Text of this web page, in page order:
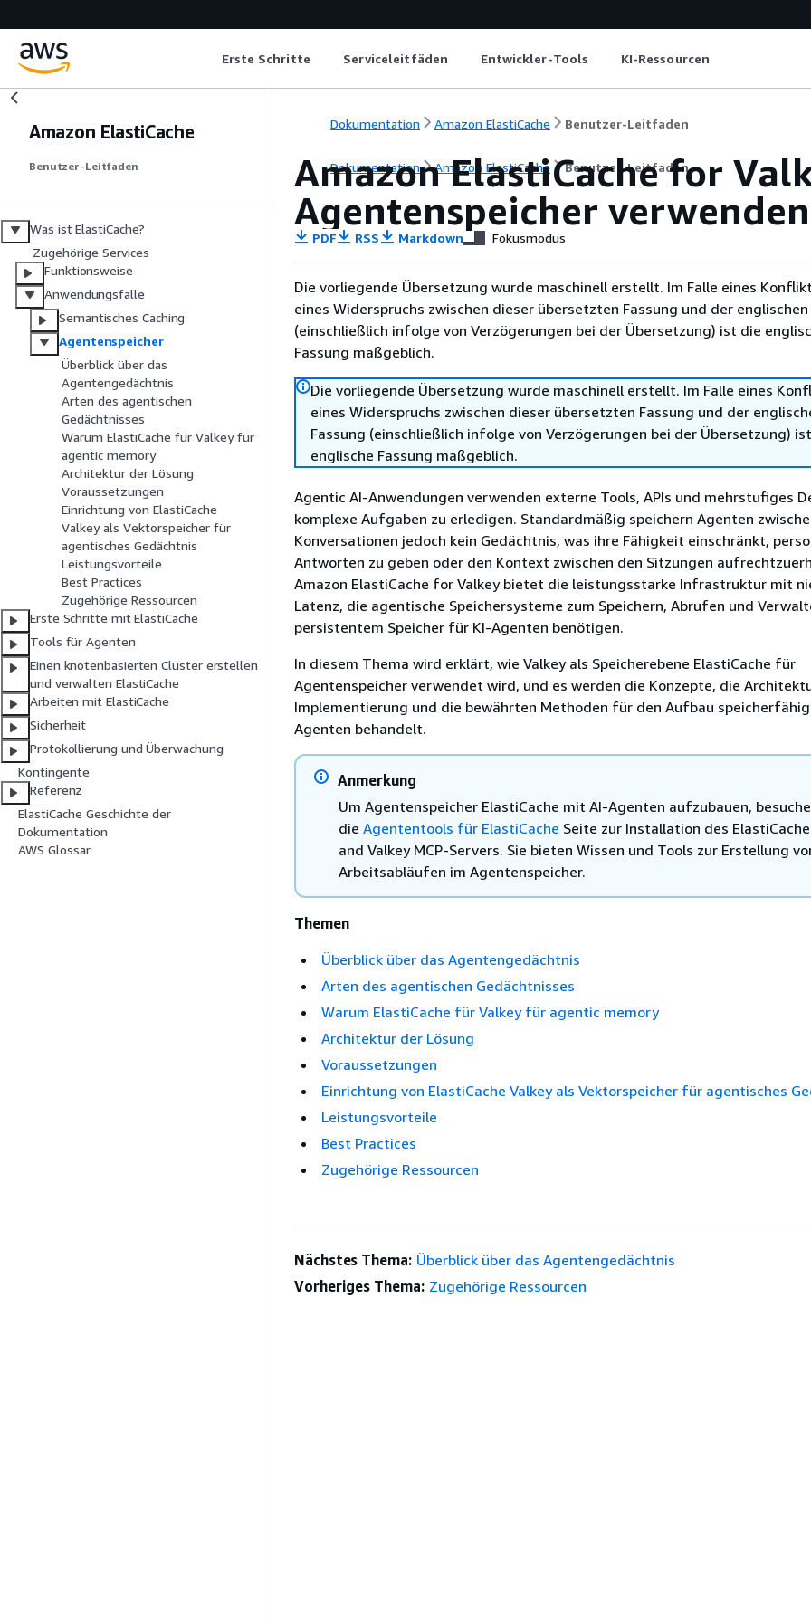
Erste Schritte Serviceleitfäden Entwickler-Tools KI-Ressourcen
Amazon ElastiCache
Benutzer-Leitfaden
Was ist ElastiCache?
Zugehörige Services
Funktionsweise
Anwendungsfälle
Semantisches Caching
Agentenspeicher
Überblick über das
Agentengedächtnis
Arten des agentischen
Gedächtnisses
Warum ElastiCache für Valkey für
agentic memory
Architektur der Lösung
Voraussetzungen
Einrichtung von ElastiCache
Valkey als Vektorspeicher für
agentisches Gedächtnis
Leistungsvorteile
Best Practices
Zugehörige Ressourcen
Erste Schritte mit ElastiCache
Tools für Agenten
Einen knotenbasierten Cluster erstellen
und verwalten ElastiCache
Arbeiten mit ElastiCache
Sicherheit
Protokollierung und Überwachung
Kontingente
Referenz
ElastiCache Geschichte der
Dokumentation
AWS Glossar
Dokumentation Amazon ElastiCache Benutzer-Leitfaden
Dokumentation Amazon ElastiCache Benutzer-Leitfaden
Amazon ElastiCache for
Agentenspeicher verwenden
PDF RSS Markdown Fokusmodus
Die vorliegende Übersetzung wurde maschinell erstellt. Im Falle eines
eines Widerspruchs zwischen dieser übersetzten Fassung und der englischen
(einschließlich infolge von Verzögerungen bei der Übersetzung) ist die
Fassung maßgeblich.
Die vorliegende Übersetzung wurde maschinell erstellt. Im Falle eines
eines Widerspruchs zwischen dieser übersetzten Fassung und der
Fassung (einschließlich infolge von Verzögerungen bei der Übersetzung)
englische Fassung maßgeblich.
Agentic AI-Anwendungen verwenden externe Tools, APIs und mehrstufiges
komplexe Aufgaben zu erledigen. Standardmäßig speichern Agenten
Konversationen jedoch kein Gedächtnis, was ihre Fähigkeit einschränkt,
Antworten zu geben oder den Kontext zwischen den Sitzungen
Amazon ElastiCache for Valkey bietet die leistungsstarke Infrastruktur mit
Latenz, die agentische Speichersysteme zum Speichern, Abrufen und
persistentem Speicher für KI-Agenten benötigen.
In diesem Thema wird erklärt, wie Valkey als Speicherebene ElastiCache für
Agentenspeicher verwendet wird, und es werden die Konzepte, die
Implementierung und die bewährten Methoden für den Aufbau
Agenten behandelt.
Anmerkung
Um Agentenspeicher ElastiCache mit AI-Agenten aufzubauen,
die Agententools für ElastiCache Seite zur Installation des
and Valkey MCP-Servers. Sie bieten Wissen und Tools zur Erstellung
Arbeitsabläufen im Agentenspeicher.
Themen
Überblick über das Agentengedächtnis
Arten des agentischen Gedächtnisses
Warum ElastiCache für Valkey für agentic memory
Architektur der Lösung
Voraussetzungen
Einrichtung von ElastiCache Valkey als Vektorspeicher für agentisches
Leistungsvorteile
Best Practices
Zugehörige Ressourcen
Nächstes Thema: Überblick über das Agentengedächtnis
Vorheriges Thema: Zugehörige Ressourcen